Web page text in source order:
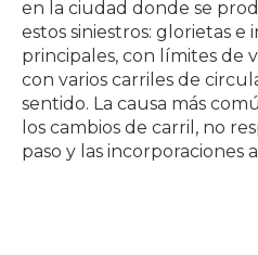
en la ciudad donde se
estos siniestros: glorietas
principales, con límites de
con varios carriles de
sentido. La causa más
los cambios de carril, no
paso y las incorporaciones